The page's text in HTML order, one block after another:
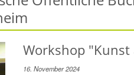
Workshop
16. November 2024